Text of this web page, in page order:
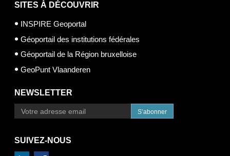
SITES À DÉCOUVRIR
INSPIRE Geoportal
Géoportail des institutions fédérales
Géoportail de la Région bruxelloise
GeoPunt Vlaanderen
NEWSLETTER
S’abonner
SUIVEZ-NOUS